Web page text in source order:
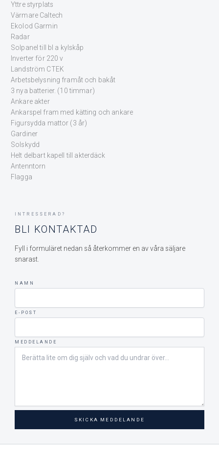
Yttre styrplats
Värmare Caltech
Ekolod Garmin
Radar
Solpanel till bl a kylskåp
Inverter för 220 v
Landström CTEK
Arbetsbelysning framåt och bakåt
3 nya batterier. (10 timmar)
Ankare akter
Ankarspel fram med kätting och ankare
Figursydda mattor (3 år)
Gardiner
Solskydd
Helt delbart kapell till akterdäck
Antenntorn
Flagga
INTRESSERAD?
BLI KONTAKTAD
Fyll i formuläret nedan så återkommer en av våra säljare
snarast.
NAMN
E-POST
MEDDELANDE
SKICKA MEDDELANDE